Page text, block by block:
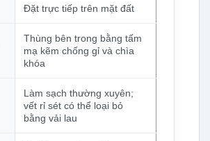
Đặt trực tiếp trên mặt đất
Thùng bên trong bằng tấm
mạ kẽm chống gỉ và chìa
khóa
Làm sạch thường xuyên;
vết rỉ sét có thể loại bỏ
bằng vải lau